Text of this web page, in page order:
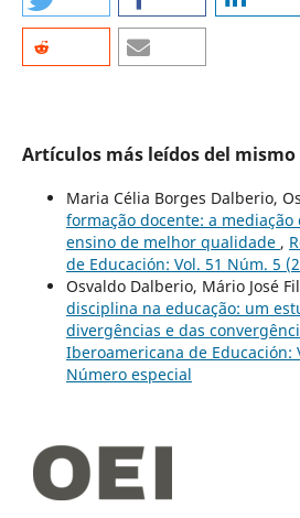
Artículos más leídos del
Maria Célia Borges Dalberio,
formação docente: a
ensino de melhor qualidade ,
de Educación: Vol. 51 Núm. 5
Osvaldo Dalberio, Mário José
disciplina na educação: um
divergências e das
Iberoamericana de Educación:
Número especial